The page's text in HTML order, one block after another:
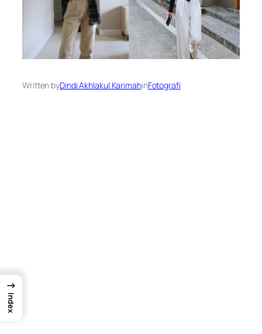
Written byDindi Akhlakul KarimahinFotografi
→
Index